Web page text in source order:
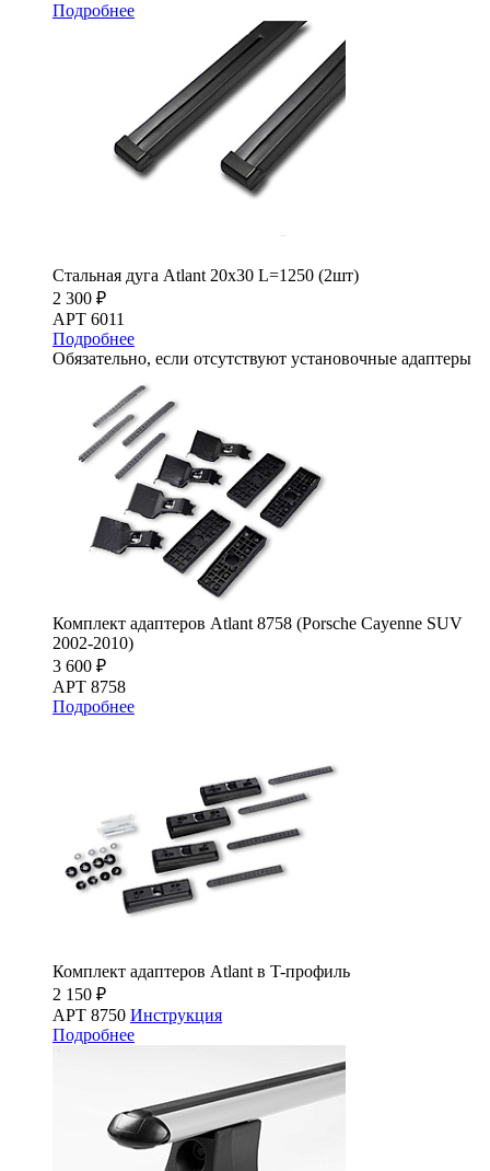
Подробнее
Стальная дуга Atlant 20х30 L=1250 (2шт)
2 300 ₽
АРТ 6011
Подробнее
Обязательно, если отсутствуют установочные адаптеры
Комплект адаптеров Atlant 8758 (Porsche Cayenne SUV
2002-2010)
3 600 ₽
АРТ 8758
Подробнее
Комплект адаптеров Atlant в T-профиль
2 150 ₽
АРТ 8750 Инструкция
Подробнее